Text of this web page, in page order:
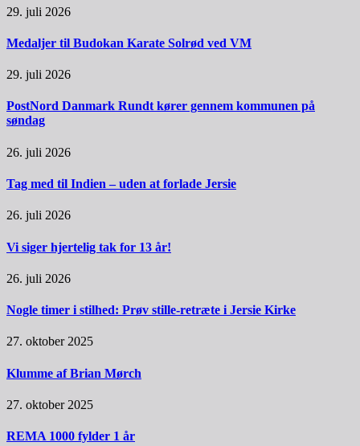
29. juli 2026
Medaljer til Budokan Karate Solrød ved VM
29. juli 2026
PostNord Danmark Rundt kører gennem kommunen på
søndag
26. juli 2026
Tag med til Indien – uden at forlade Jersie
26. juli 2026
Vi siger hjertelig tak for 13 år!
26. juli 2026
Nogle timer i stilhed: Prøv stille-retræte i Jersie Kirke
27. oktober 2025
Klumme af Brian Mørch
27. oktober 2025
REMA 1000 fylder 1 år